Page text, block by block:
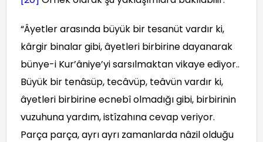
“Âyetler arasında büyük bir tesanüt vardır ki,
kârgir binalar gibi, âyetleri birbirine dayanarak
bünye-i Kur’âniye’yi sarsılmaktan vikaye ediyor..
Büyük bir tenâsüp, tecâvüp, teâvün vardır ki,
âyetleri birbirine ecnebî olmadığı gibi, birbirinin
vuzuhuna yardım, istîzahına cevap veriyor.
Parça parça, ayrı ayrı zamanlarda nâzil olduğu